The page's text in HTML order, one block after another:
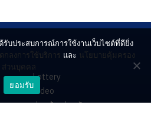
Lottery
Video
ร่วมด้วยช่วยกัน
บประสบการณ์การใช้งานเว็บไซต์ที่ดียิ่ง
กลงการใช้บริการ และ นโยบายคุ้มครอง
ส่วนบุคคล
ยอมรับ